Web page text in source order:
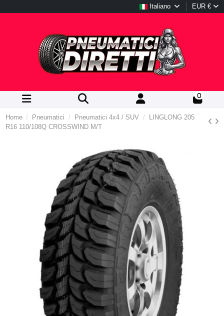
Italiano EUR €
0
Home Pneumatici Pneumatici 4x4 / SUV
LINGLONG 205
R16 110/108Q CROSSWIND M/T